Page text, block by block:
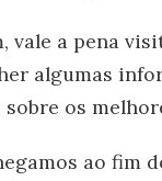
vale a pena
algumas
os
ao fim